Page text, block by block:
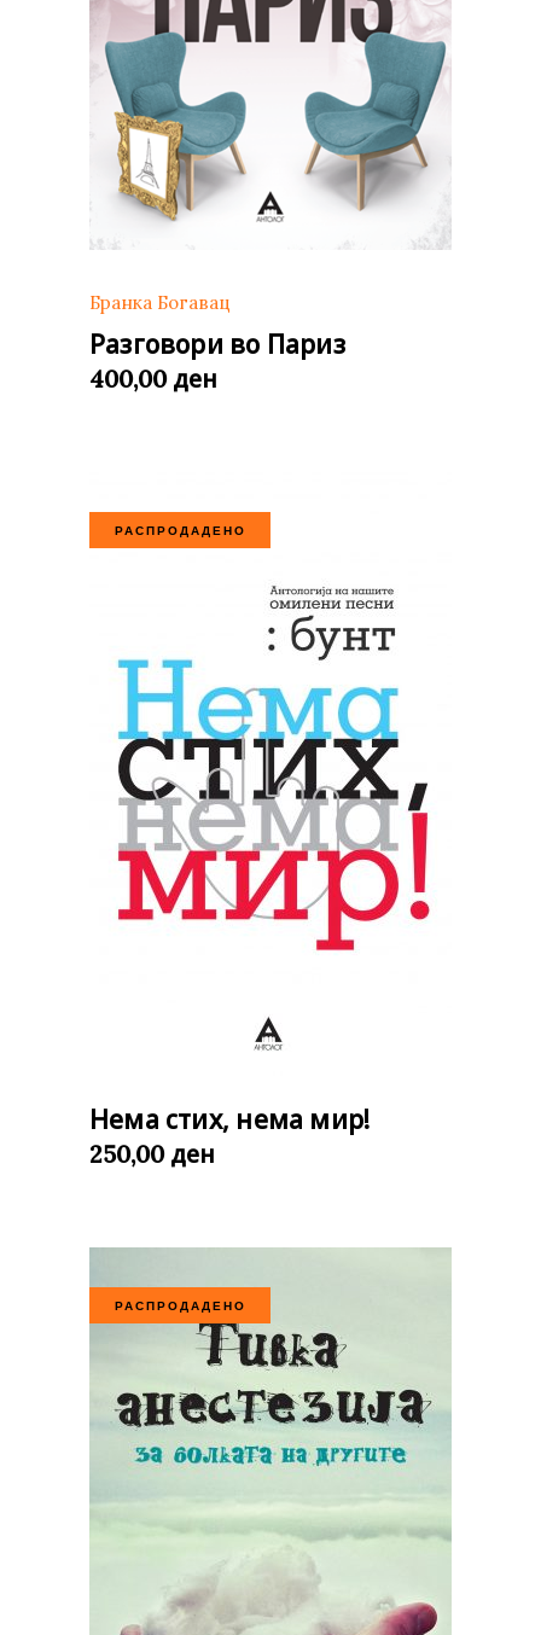
Бранка Богавац
Разговори во Париз
400,00 ден
РАСПРОДАДЕНО
Нема стих, нема мир!
250,00 ден
РАСПРОДАДЕНО